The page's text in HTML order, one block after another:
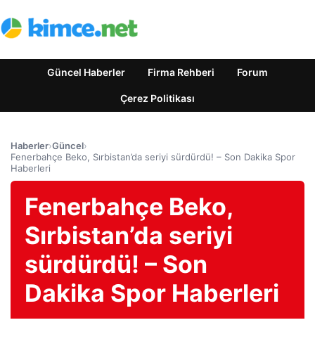
Güncel Haberler Firma Rehberi Forum
Çerez Politikası
Haberler›Güncel›
Fenerbahçe Beko, Sırbistan’da seriyi sürdürdü! – Son Dakika Spor
Haberleri
Fenerbahçe Beko,
Sırbistan’da seriyi
sürdürdü! – Son
Dakika Spor Haberleri